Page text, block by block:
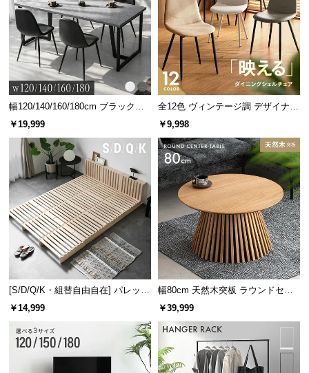
幅120/140/160/180cm ブラックフ
レーム ダイニング 大理石調 4人掛
￥19,999
全12色 ヴィンテージ調 デザイナー
ズシェルチェア
￥9,998
[S/D/Q/K・組替自由自在] パレット
ベッド 8/12/16枚セット
￥14,999
幅80cm 天然木突板 ラウンドセン
ターテーブル 美しい格子デザイン
￥39,999